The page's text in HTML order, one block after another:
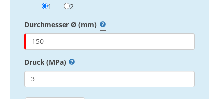
1
2
Durchmesser Ø (mm)
Druck (MPa)